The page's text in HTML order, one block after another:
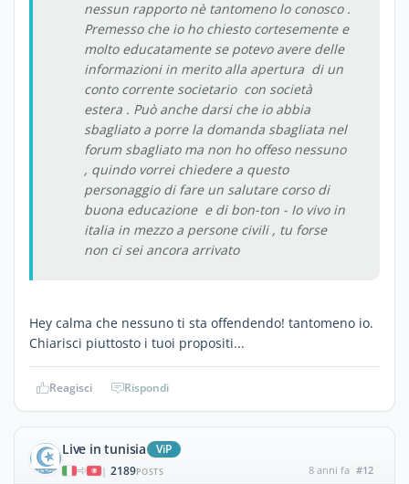
nessun rapporto nè tantomeno lo conosco .
Premesso che io ho chiesto cortesemente e
molto educatamente se potevo avere delle
informazioni in merito alla apertura di un
conto corrente societario con società
estera . Può anche darsi che io abbia
sbagliato a porre la domanda sbagliata nel
forum sbagliato ma non ho offeso nessuno
, quindo vorrei chiedere a questo
personaggio di fare un salutare corso di
buona educazione e di bon-ton - Io vivo in
italia in mezzo a persone civili , tu forse
non ci sei ancora arrivato
Hey calma che nessuno ti sta offendendo! tantomeno io.
Chiarisci piuttosto i tuoi propositi...
Reagisci Rispondi
Live in tunisia ViP
| 2189POSTS 8 anni fa #12